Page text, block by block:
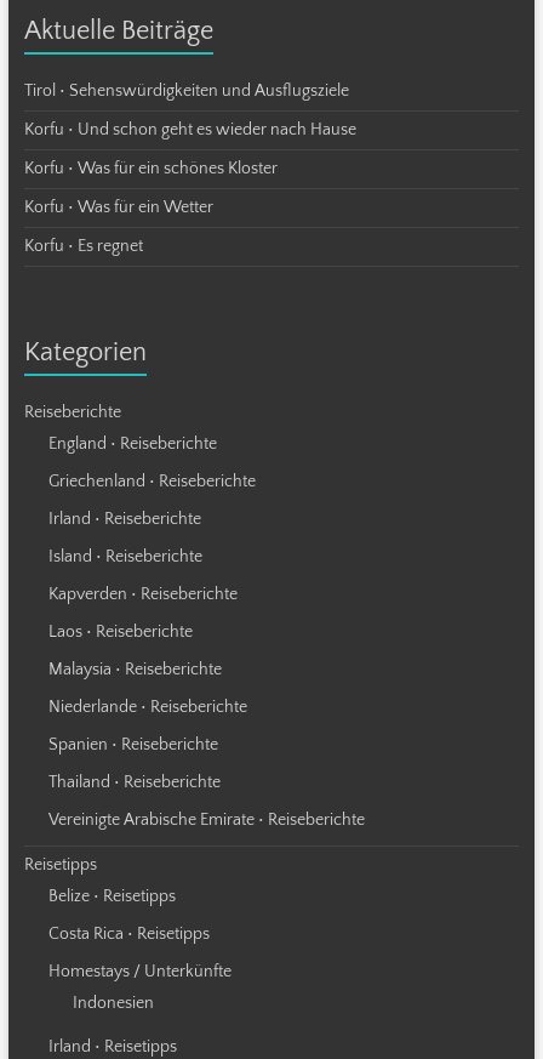
Aktuelle Beiträge
Tirol • Sehenswürdigkeiten und Ausflugsziele
Korfu • Und schon geht es wieder nach Hause
Korfu • Was für ein schönes Kloster
Korfu • Was für ein Wetter
Korfu • Es regnet
Kategorien
Reiseberichte
England • Reiseberichte
Griechenland • Reiseberichte
Irland • Reiseberichte
Island • Reiseberichte
Kapverden • Reiseberichte
Laos • Reiseberichte
Malaysia • Reiseberichte
Niederlande • Reiseberichte
Spanien • Reiseberichte
Thailand • Reiseberichte
Vereinigte Arabische Emirate • Reiseberichte
Reisetipps
Belize • Reisetipps
Costa Rica • Reisetipps
Homestays / Unterkünfte
Indonesien
Irland • Reisetipps